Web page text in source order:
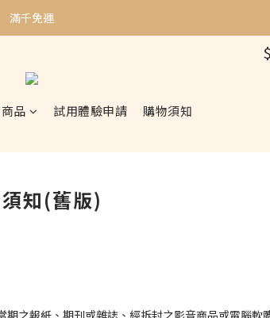
金｜邀請好友再贈$100購物金
滿千免運
$
品 試用體驗申請 購物須知
知(舊版)